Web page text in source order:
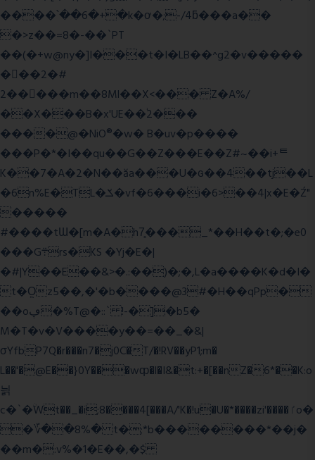
����՝��6�+�k�ơ�;-/4ƃ���a��
�>z��=8�-��`PT
��(�+w@ny�]I���t�I�LB��^g2�v�����
��ٕ�2�#
2�����m��8Ml��X<��� Z�A%/
��X���B�x'UE��֔2���
����@�NiO®�w� B�uv�p����
���P�*�I��qu��G��Z��� E��Z#~��i+ᄐ
K��7�A�2�N��ăa���U�ɢ��4��tj��L
�6n%E�TL�ݎ�vf�6���i�6>��4|x�E�Ź"
�����
#����tƜ�[m�A�h7̥���_*��H��t�;�e0
���G܊rs�֗KS �Yj�E�|
�#|Y��E��&>�.:��)�;�,L�a����K�d�I�
t�O͖z5��,�'�b����@3#�H��qPp�
��oڥ�%T@�::` !-�]�b5�
M�T�v�V����y��=��_�&|
σYfbP7Q�r���n7�j0C�T/�!RV��yP1;m�
L��'�@E��}0Y���wȹ�l�I&�t:+�[��nZ�6*��K:o
늵
c�`�ۨWt��_�i;8����4[���A/'K�!u�U�*����zi'����ٵo�
�؆��8%� t�;*b��������*��j�
��m�:v%�1�E��,�$